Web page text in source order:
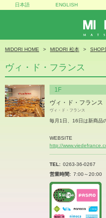
日本語 ENGLISH
MIDORI HOME MIDORI 松本 SHOP
ヴィ・ド・フランス
1F
ヴィ・ド・フランス
ヴィ・ド・フランス
毎月1日、16日は新商品
WEBSITE
http://
TEL
0263-36-0267
営業時間
7:00～20:00